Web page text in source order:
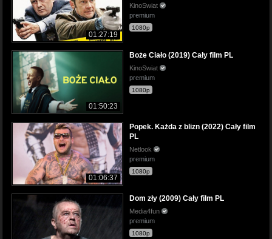
01:27:19
KinoSwiat
premium
1080p
01:50:23
Boże Ciało (2019) Cały film PL
KinoSwiat
premium
1080p
01:06:37
Popek. Każda z blizn (2022) Cały film
PL
Netlook
premium
1080p
Dom zły (2009) Cały film PL
Media4fun
premium
1080p